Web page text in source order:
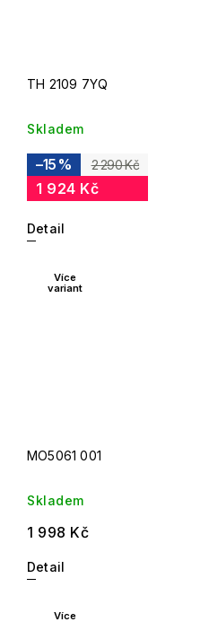
TH 2109 7YQ
Skladem
2 290 Kč
–15 %
1 924 Kč
Detail
Více
variant
MO5061 001
Skladem
1 998 Kč
Detail
Více